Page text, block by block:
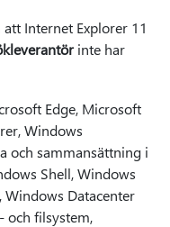
Internet Explorer 11
inte har
Edge, Microsoft
Windows
och sammansättning i
Shell, Windows
Datacenter
och filsystem,